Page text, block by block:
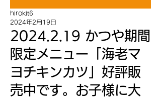
2024.2.19 かつや期間
限定メニュー「海老マ
ヨチキンカツ」好評販
売中です。お子様に大
hirokit6
2024年2月19日